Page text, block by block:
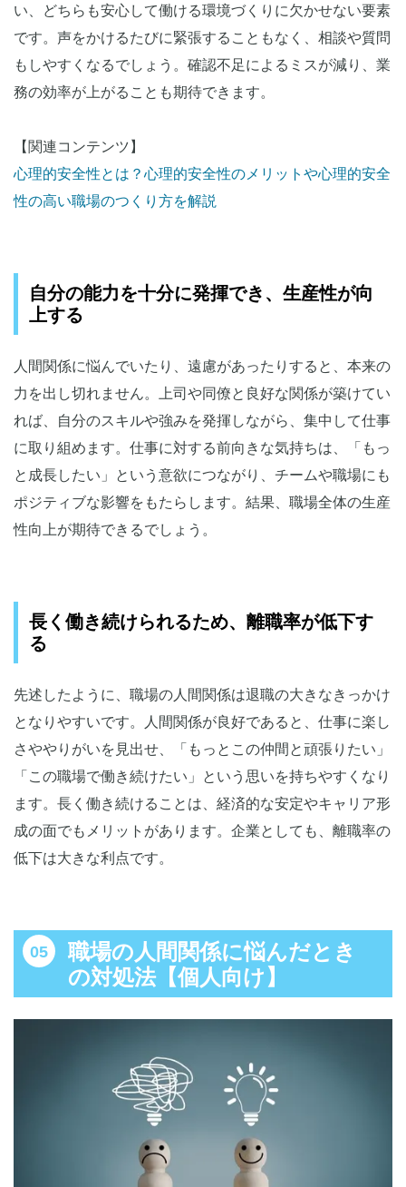
い、どちらも安心して働ける環境づくりに欠かせない要素
です。声をかけるたびに緊張することもなく、相談や質問
もしやすくなるでしょう。確認不足によるミスが減り、業
務の効率が上がることも期待できます。
【関連コンテンツ】
心理的安全性とは？心理的安全性のメリットや心理的安全
性の高い職場のつくり方を解説
自分の能力を十分に発揮でき、生産性が向
上する
人間関係に悩んでいたり、遠慮があったりすると、本来の
力を出し切れません。上司や同僚と良好な関係が築けてい
れば、自分のスキルや強みを発揮しながら、集中して仕事
に取り組めます。仕事に対する前向きな気持ちは、「もっ
と成長したい」という意欲につながり、チームや職場にも
ポジティブな影響をもたらします。結果、職場全体の生産
性向上が期待できるでしょう。
長く働き続けられるため、離職率が低下す
る
先述したように、職場の人間関係は退職の大きなきっかけ
となりやすいです。人間関係が良好であると、仕事に楽し
さややりがいを見出せ、「もっとこの仲間と頑張りたい」
「この職場で働き続けたい」という思いを持ちやすくなり
ます。長く働き続けることは、経済的な安定やキャリア形
成の面でもメリットがあります。企業としても、離職率の
低下は大きな利点です。
職場の人間関係に悩んだとき
の対処法【個人向け】